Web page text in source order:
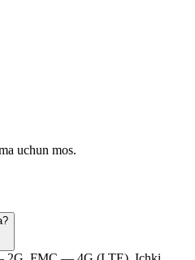
uchun mos.